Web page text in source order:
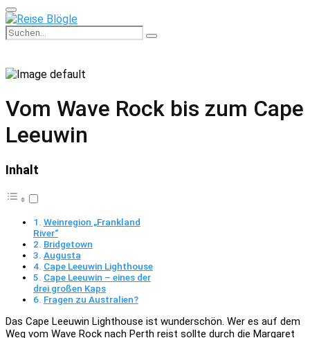
Primary
Menu
Search
for:
Search
Vom Wave Rock bis zum Cape
Leeuwin
Inhalt
Weinregion „Frankland
River“
Bridgetown
Augusta
Cape Leeuwin Lighthouse
Cape Leeuwin – eines der
drei großen Kaps
Fragen zu Australien?
Das Cape Leeuwin Lighthouse ist wunderschön. Wer es auf dem
Weg vom Wave Rock nach Perth reist sollte durch die Margaret